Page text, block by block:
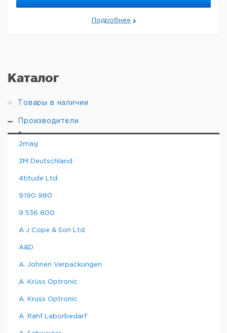
Каталог
Товары в наличии
Производители
2mag
3M Deutschland
4titude Ltd.
9.190 980
9.536 800
A J Cope & Son Ltd.
A&D
A. Johnen Verpackungen
A. Krüss Optronic
A. Kruss Optronic
A. Rahf Laborbedarf
Подробнее